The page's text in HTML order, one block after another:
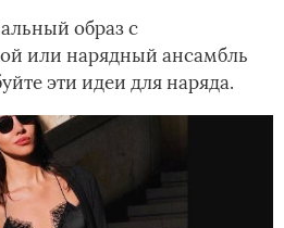
образ с
или нарядный ансамбль
эти идеи для наряда.